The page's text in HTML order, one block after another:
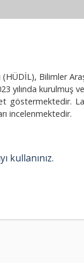
Bilimler
yılında kurulmuş
göstermektedir.
incelenmektedir.
kullanınız.